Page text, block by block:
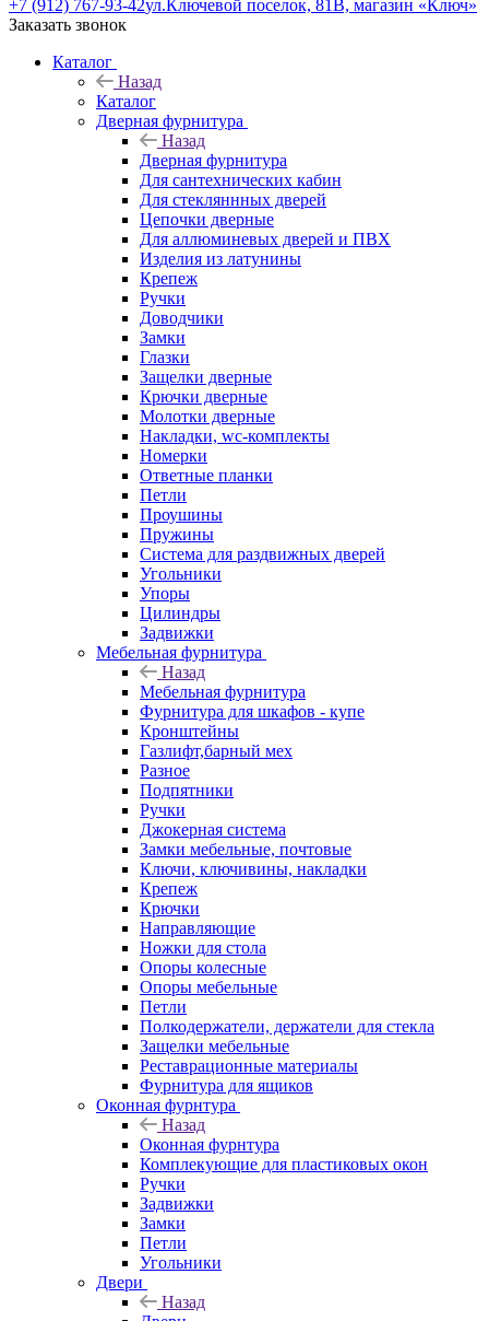
+7 (912) 767-93-42ул.Ключевой поселок, 81В, магазин «Ключ»
Заказать звонок
Каталог
Назад
Каталог
Дверная фурнитура
Назад
Дверная фурнитура
Для сантехнических кабин
Для стекляннных дверей
Цепочки дверные
Для аллюминевых дверей и ПВХ
Изделия из латунины
Крепеж
Ручки
Доводчики
Замки
Глазки
Защелки дверные
Крючки дверные
Молотки дверные
Накладки, wc-комплекты
Номерки
Ответные планки
Петли
Проушины
Пружины
Система для раздвижных дверей
Угольники
Упоры
Цилиндры
Задвижки
Мебельная фурнитура
Назад
Мебельная фурнитура
Фурнитура для шкафов - купе
Кронштейны
Газлифт,барный мех
Разное
Подпятники
Ручки
Джокерная система
Замки мебельные, почтовые
Ключи, ключивины, накладки
Крепеж
Крючки
Направляющие
Ножки для стола
Опоры колесные
Опоры мебельные
Петли
Полкодержатели, держатели для стекла
Защелки мебельные
Реставрационные материалы
Фурнитура для ящиков
Оконная фурнтура
Назад
Оконная фурнтура
Комплекующие для пластиковых окон
Ручки
Задвижки
Замки
Петли
Угольники
Двери
Назад